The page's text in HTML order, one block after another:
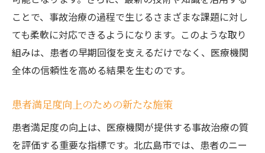
ことで、事故治療の過程で生じるさまざまな課題に対し
ても柔軟に対応できるようになります。このような取り
組みは、患者の早期回復を支えるだけでなく、医療機関
全体の信頼性を高める結果を生むのです。
患者満足度向上のための新たな施策
患者満足度の向上は、医療機関が提供する事故治療の質
を評価する重要な指標です。北広島市では、患者のニー